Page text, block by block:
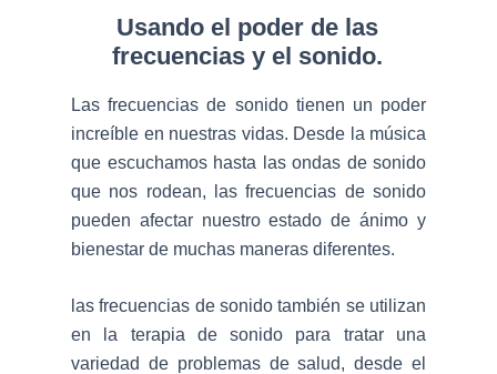
Las frecuencias de sonido tienen un poder
increíble en nuestras vidas. Desde la música
que escuchamos hasta las ondas de sonido
que nos rodean, las frecuencias de sonido
pueden afectar nuestro estado de ánimo y
bienestar de muchas maneras diferentes.
las frecuencias de sonido también se utilizan
en la terapia de sonido para tratar una
variedad de problemas de salud, desde el
Usando el poder de las
frecuencias y el sonido.